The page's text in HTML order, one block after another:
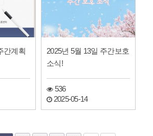
간계획
2025년 5월 13일 주간보호
소식!
536
2025-05-14